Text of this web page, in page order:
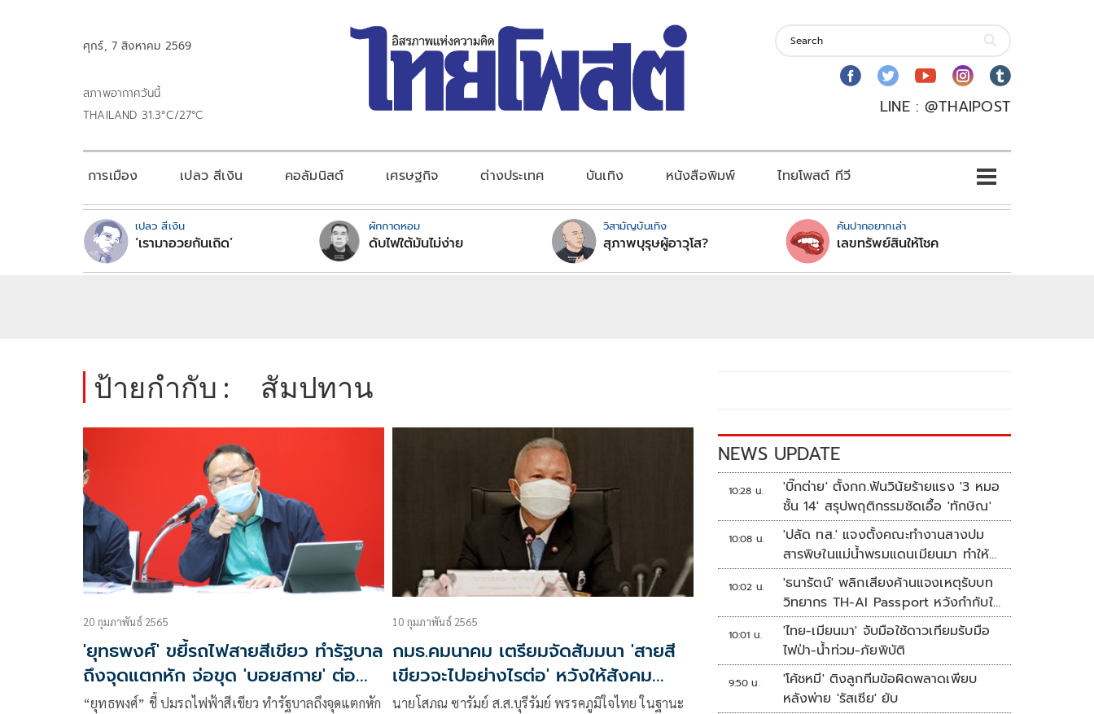
ศุกร์, 7 สิงหาคม 2569
สภาพอากาศวันนี้
THAILAND 31.3°C/27°C
LINE : @THAIPOST
การเมือง เปลว สีเงิน คอลัมนิสต์ เศรษฐกิจ ต่างประเทศ บันเทิง หนังสือพิมพ์ ไทยโพสต์ ทีวี
เปลว สีเงิน
‘เรามาอวยกันเถิด’
ผักกาดหอม
ดับไฟใต้มันไม่ง่าย
วิสามัญบันเทิง
สุภาพบุรุษผู้อาวุโส?
คันปากอยากเล่า
เลขทรัพย์สินให้โชค
ป้ายกำกับ : สัมปทาน
20 กุมภาพันธ์ 2565
'ยุทธพงศ์' ขยี้รถไฟสายสีเขียว ทำรัฐบาล
ถึงจุดแตกหัก จ่อขุด 'บอยสกาย' ต่อ
เนื่อง
“ยุทธพงศ์” ชี้ ปมรถไฟฟ้าสีเขียว ทำรัฐบาลถึงจุดแตกหัก
10 กุมภาพันธ์ 2565
กมธ.คมนาคม เตรียมจัดสัมมนา 'สายสี
เขียวจะไปอย่างไรต่อ' หวังให้สังคม
ตัดสินใจ
นายโสภณ ซารัมย์ ส.ส.บุรีรัมย์ พรรคภูมิใจไทย ในฐานะ
NEWS UPDATE
10:28 น.
'บิ๊กต่าย' ตั้งกก.ฟันวินัยร้ายแรง '3 หมอ
ชั้น 14' สรุปพฤติกรรมชัดเอื้อ 'ทักษิณ'
10:08 น.
'ปลัด ทส.' แจงตั้งคณะทำงานสางปม
สารพิษในแม่น้ำพรมแดนเมียนมา ทำให้
แก้ปัญหารวดเร็ว
10:02 น.
'ธนารัตน์' พลิกเสียงค้านแจงเหตุรับบท
วิทยากร TH-AI Passport หวังกำกับใช้
งบเหมาะสม ชูจุดเด่นคนไทยได้ใช้ AI
ระดับโปร ลดเหลื่อมล้ำทางเทคโนโลยี
เซฟงบไปกว่า900ล้าน เชื่อหากใช้เต็มที่
เอกชนขาดทุนย่อยยับ
10:01 น.
'ไทย-เมียนมา' จับมือใช้ดาวเทียมรับมือ
ไฟป่า-น้ำท่วม-ภัยพิบัติ
9:50 น.
'โค้ชหมี' ติงลูกทีมข้อผิดพลาดเพียบ
หลังพ่าย 'รัสเซีย' ยับ